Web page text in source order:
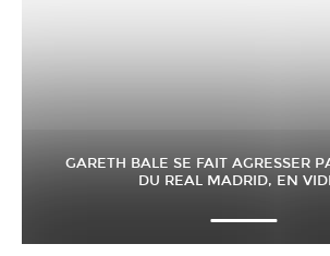
GARETH BALE SE FAIT AGRESSER
DU REAL MADRID, EN